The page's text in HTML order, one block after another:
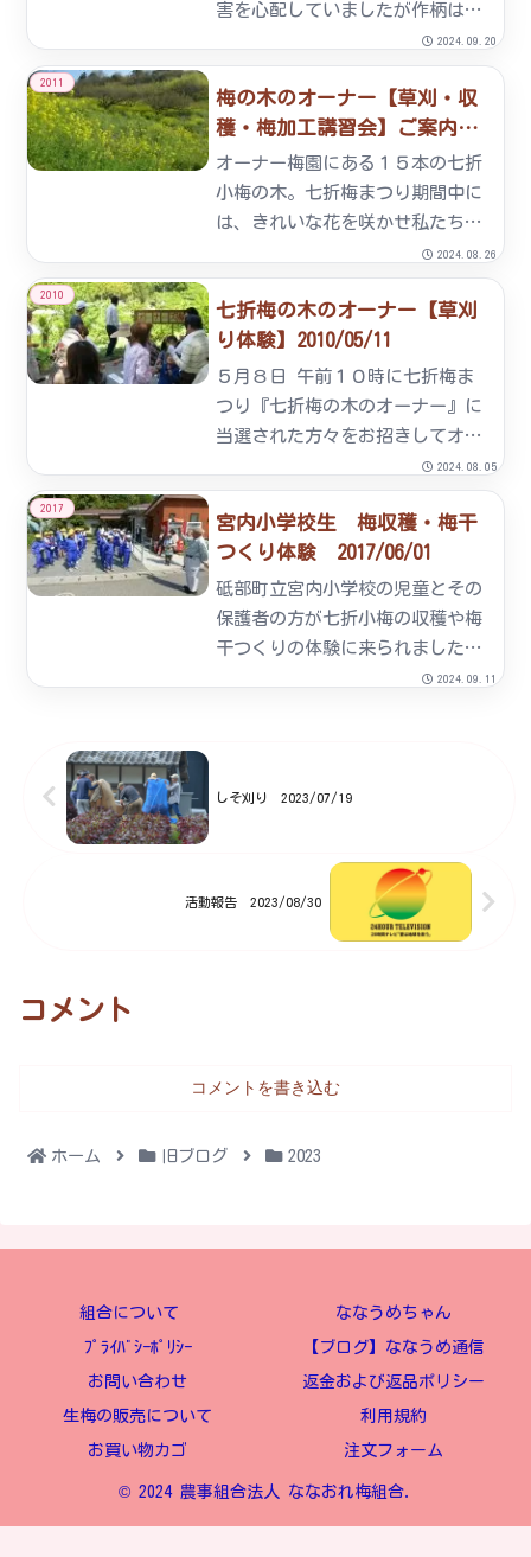
害を心配していましたが作柄は平
年並みの見通しです。予定では今
月29日から販売予約を受け付け5
月中旬からの発送を予定していま
す。
2024.09.20
2011
梅の木のオーナー【草刈・収
穫・梅加工講習会】ご案内
2011/04/14
オーナー梅園にある１５本の七折
小梅の木。七折梅まつり期間中に
は、きれいな花を咲かせ私たちを
楽しませてくれました。その木々
たちも現在は新緑まぶしい葉が力
強く茂り七折小梅の実も大豆くら
いの大きさに成長しました。現在
のオーナー梅園の様子をご紹介
致...
2024.08.26
2010
七折梅の木のオーナー【草刈
り体験】2010/05/11
５月８日 午前１０時に七折梅ま
つり『七折梅の木のオーナー』に
当選された方々をお招きしてオー
ナー梅園の草刈りを体験して頂き
ました。オーナーの皆様は、初め
て使う草刈機に最初は手こずりま
したが、組合員の指導を受けなが
ら全員の方が楽しく草刈り作業
を...
2024.08.05
2017
宮内小学校生 梅収穫・梅干
つくり体験 2017/06/01
砥部町立宮内小学校の児童とその
保護者の方が七折小梅の収穫や梅
干つくりの体験に来られました。
梅園での収穫選果機を使っての選
2024.09.11
しそ刈り 2023/07/19
活動報告 2023/08/30
コメント
コメントを書き込む
ホーム 旧ブログ 2023
組合について ななうめちゃん
ﾌﾟﾗｲﾊﾞｼｰﾎﾟﾘｼｰ 【ブログ】ななうめ通信
お問い合わせ 返金および返品ポリシー
生梅の販売について 利用規約
お買い物カゴ 注文フォーム
© 2024 農事組合法人 ななおれ梅組合.